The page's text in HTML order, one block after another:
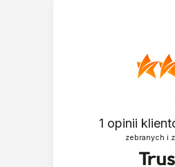
1 opinii
zebranych i